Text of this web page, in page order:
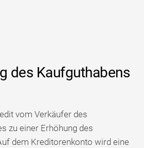
des Kaufguthabens
vom Verkäufer des
zu einer Erhöhung des
dem Kreditorenkonto wird eine